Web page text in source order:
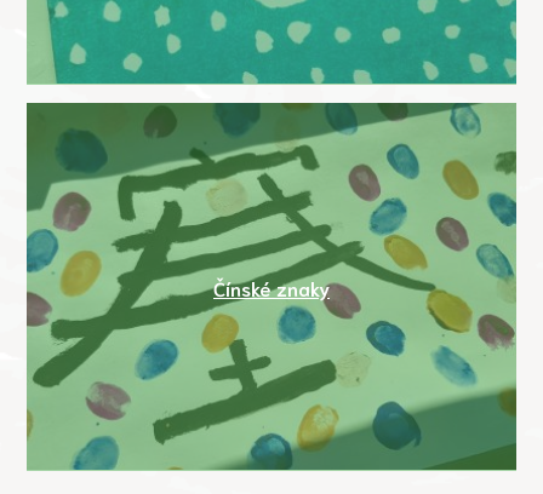
Čínské znaky